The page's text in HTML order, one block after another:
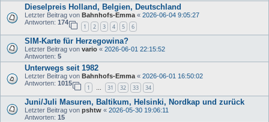
Dieselpreis Holland, Belgien, Deutschland
Letzter Beitrag von Bahnhofs-Emma« 2026-06-04 9:05:27
Antworten: 174
1 2 3 4 5 6
SIM-Karte für Herzegowina?
Letzter Beitrag von vario « 2026-06-01 22:15:52
Antworten: 5
Unterwegs seit 1982
Letzter Beitrag von Bahnhofs-Emma « 2026-06-01 16:50:02
Antworten: 1015
1 … 31 32 33 34
Juni/Juli Masuren, Baltikum, Helsinki, Nordkap und zurück
Letzter Beitrag von pshtw « 2026-05-30 19:06:11
Antworten: 15